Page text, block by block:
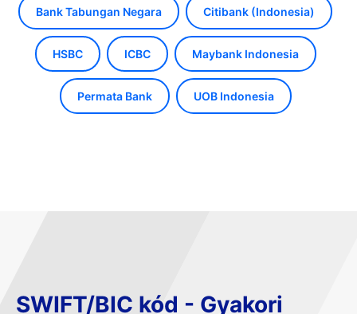
Bank Tabungan Negara Citibank (Indonesia)
HSBC ICBC Maybank Indonesia
Permata Bank UOB Indonesia
SWIFT/BIC kód - Gyakori